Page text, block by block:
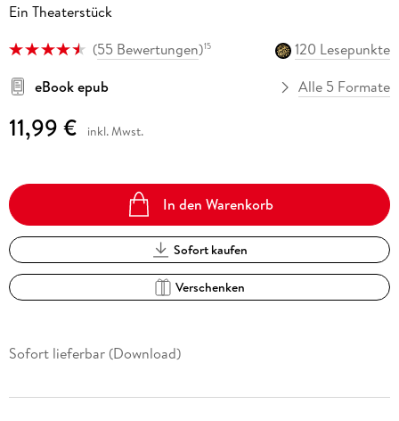
Ein Theaterstück
(55 Bewertungen)15
120 Lesepunkte
eBook epub
Alle 5 Formate
11,99 € inkl. Mwst.
In den Warenkorb
Sofort kaufen
Verschenken
Sofort lieferbar (Download)